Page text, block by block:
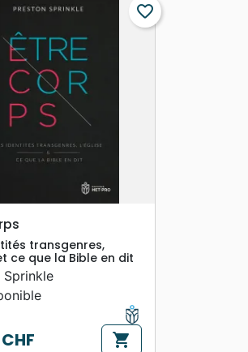
favorite_border
transgenres,
ce que la Bible en dit
Sprinkle
shopping_cart